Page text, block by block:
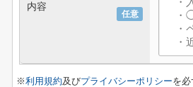
任意
内容
※利用規約及びプライバシーポリシーを